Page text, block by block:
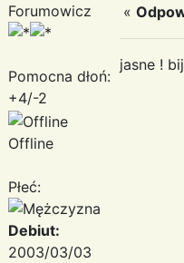
Forumowicz
Pomocna dłoń:
+4/-2
Offline
Płeć:
Debiut:
2003/03/03
«
jasne !